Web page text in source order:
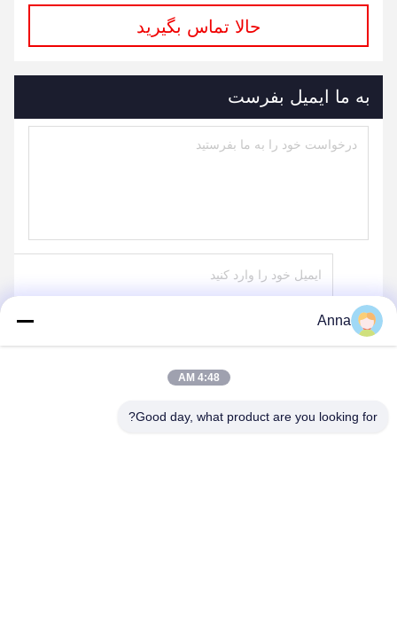
حالا تماس بگیرید
به ما ایمیل بفرست
Anna
4:48 AM
Good day, what product are you looking for?